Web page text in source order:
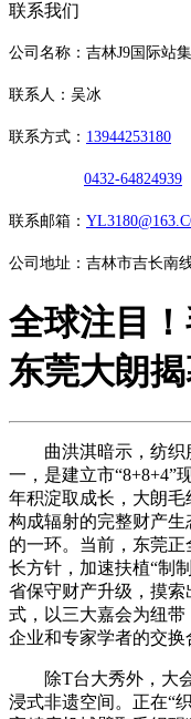
联系我们
公司名称：吉林J9国际站
联系人：吴冰
联系方式： 13944253180
0432-64824939
联系邮箱：
公司地址：吉林市吉长南
全球注目
东莞大朗
曲洪淇暗示，纺织
一，是建立市“8+8+4”
年积淀取成长，大朗毛
构成辐射的完整财产
的一环。当前，东莞
长方针，加速扶植“制
省保守财产升级，摸
式，以三大嘉会为纽
企业和专家学者的交换
除T台大秀外，大会
浸式非遗空间。正在“